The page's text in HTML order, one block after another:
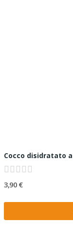
Cocco disidratato
3,90 €